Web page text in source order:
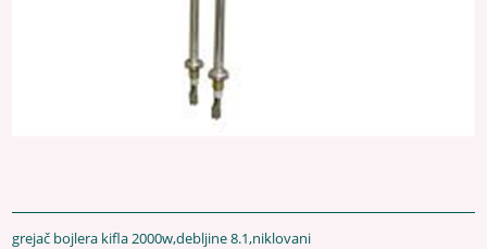
grejač bojlera kifla 2000w,debljine 8.1,niklovani